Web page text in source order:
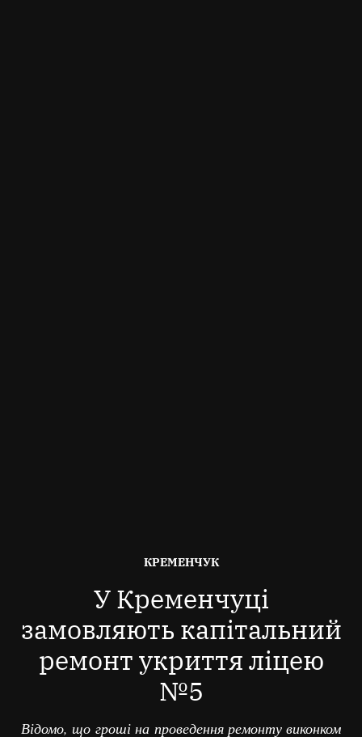
ОПУБЛІКОВАНО
КРЕМЕНЧУК
У Кременчуці
замовляють капітальний
ремонт укриття ліцею
№5
Відомо, що гроші на проведення ремонту виконком